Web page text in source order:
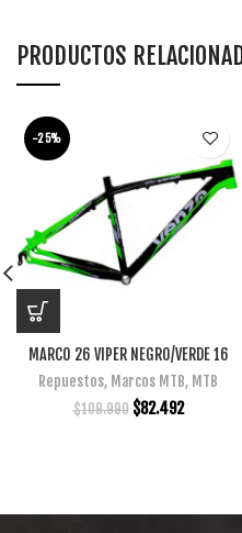
PRODUCTOS
-25%
MARCO 26 VIPER NEGRO/VERDE 16
Repuestos, Marcos MTB, MTB
$109.990 $82.492